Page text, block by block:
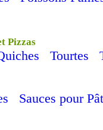
Pizzas
Tourtes
Sauces pour